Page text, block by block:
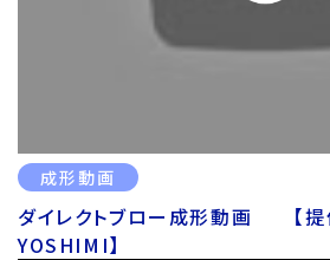
成形動画
ダイレクトブロー成形動画 【提
YOSHIMI】